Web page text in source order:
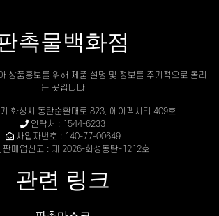
촉물백화점
상품홍보를 위해 제품 설명 및 정보를 주기적으로 올리
는 곳입니다
화성시 동탄순환대로 823, 에이팩시티 409호
연락처 : 1544-6233
사업자번호 : 140-77-00649
판매업신고 : 제 2026-화성동탄-1212호
관련 링크